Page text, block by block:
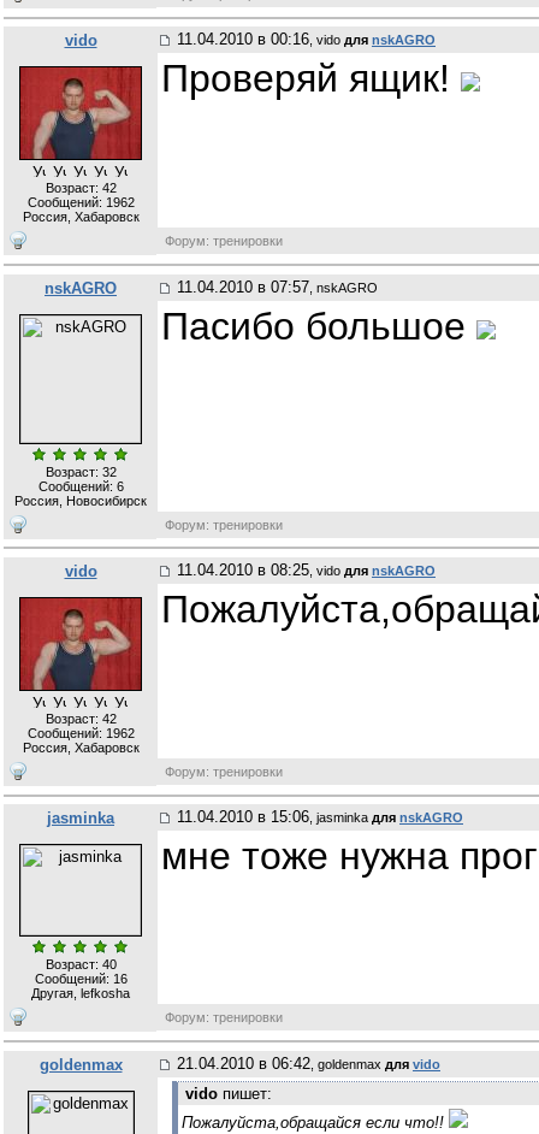
vido 11.04.2010 в 00:16, vido для nskAGRO
Возраст: 42
Сообщений: 1962
Россия, Хабаровск
Проверяй ящик!
Форум: тренировки
nskAGRO 11.04.2010 в 07:57 , nskAGRO
Возраст: 32
Сообщений: 6
Россия, Новосибирск
Пасибо большое
Форум: тренировки
vido 11.04.2010 в 08:25 , vido для nskAGRO
Возраст: 42
Сообщений: 1962
Россия, Хабаровск
Форум: тренировки
jasminka 11.04.2010 в 15:06 , jasminka для nskAGRO
Возраст: 40
Сообщений: 16
Другая, lefkosha
мне тоже нужна
Форум: тренировки
goldenmax 21.04.2010 в 06:42 , goldenmax для vido
vidoпишет:
Пожалуйста,обращайся если что!!